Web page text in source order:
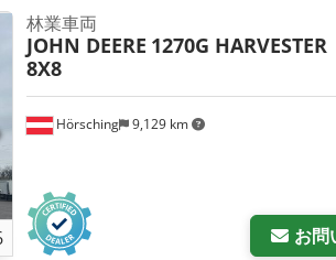
Hörsching 9,129 km
林業車両
JOHN DEERE 1270G HARVESTER
8X8
お問